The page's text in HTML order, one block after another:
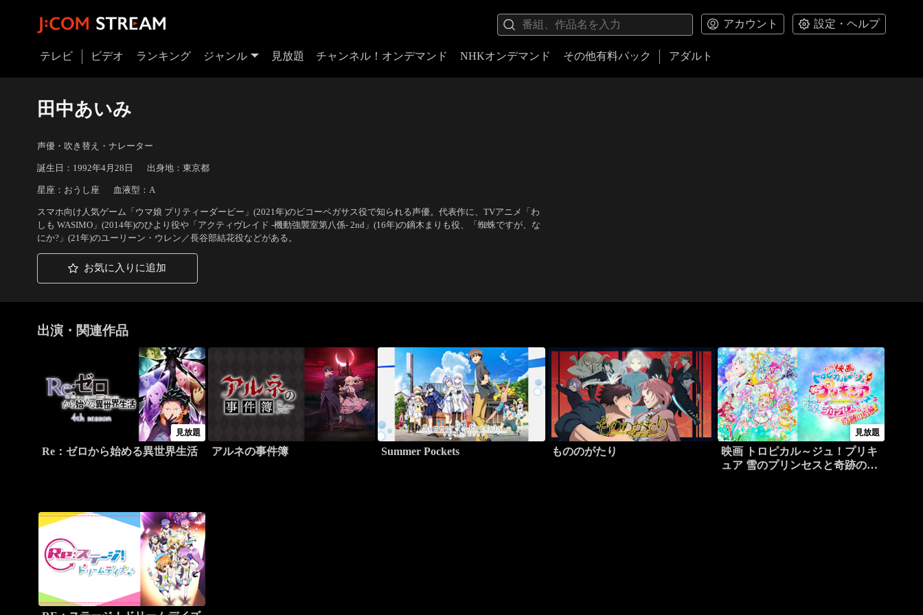
アカウント 設定・ヘルプ
テレビ ビデオ ランキング ジャンル 見放題 チャンネル！オンデマンド NHKオンデマンド その他有料パック アダルト
田中あいみ
声優・吹き替え・ナレーター
誕生日：1992年4月28日 出身地：東京都
星座：おうし座 血液型：A
スマホ向け人気ゲーム「ウマ娘 プリティーダービー」(2021年)のビコーペガサス役で知られる声優。代表作に、TVアニメ「わ
しも WASIMO」(2014年)のひより役や「アクティヴレイド -機動強襲室第八係- 2nd」(16年)の鏑木まりも役、「蜘蛛ですが、な
にか?」(21年)のユーリーン・ウレン／長谷部結花役などがある。
お気に入りに追加
出演・関連作品
見放題
Re：ゼロから始める異世界生活 アルネの事件簿 Summer Pockets もののがたり
見放題
映画 トロピカル～ジュ！プリキ
ュア 雪のプリンセスと奇跡の指